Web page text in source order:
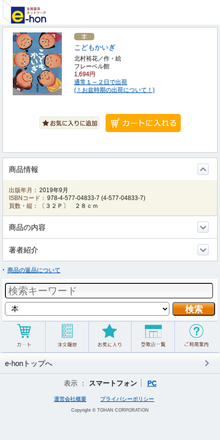
こどもかいぎ
北村裕花／作・絵
フレーベル館
1,694円
通常１～２日で出荷
(！お盆時期の出荷について！)
商品情報
出版年月： 2019年9月
ISBNコード： 978-4-577-04833-7 (4-577-04833-7)
頁数・縦：
〔３２Ｐ〕 ２８ｃｍ
商品の内容
著者紹介
商品の返品について
e-honトップへ
表示 ： スマートフォン PC
運営会社概要 プライバシーポリシー
Copyright © TOHAN CORPORATION